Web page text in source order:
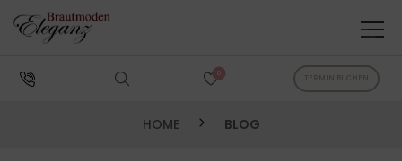
0
TERMIN BUCHEN
HOME BLOG